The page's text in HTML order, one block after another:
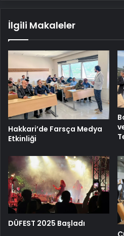
İlgili Makaleler
Hakkari’de Farsça Medya
Etkinliği
DÜFEST 2025 Başladı